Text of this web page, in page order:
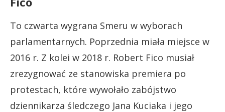
To czwarta wygrana Smeru w wyborach
parlamentarnych. Poprzednia miała miejsce w
2016 r. Z kolei w 2018 r. Robert Fico musiał
zrezygnować ze stanowiska premiera po
protestach, które wywołało zabójstwo
dziennikarza śledczego Jana Kuciaka i jego